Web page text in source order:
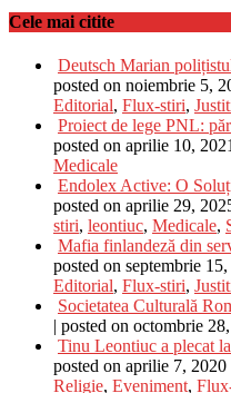
Cele mai citite
Deutsch Marian
posted on noiembrie 5,
Editorial, Flux-stiri,
Proiect de lege PNL:
posted on aprilie 10, 2021
Medicale
Endolex Active: O
posted on aprilie 29,
stiri, leontiuc, Medicale,
Mafia finlandeză din
posted on septembrie
Editorial, Flux-stiri,
Societatea Culturală
| posted on octombrie
Tinu Leontiuc a plecat
posted on aprilie 7, 2020
Religie, Eveniment,